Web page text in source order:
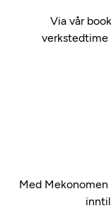
Via vår
verkstedtime
Med